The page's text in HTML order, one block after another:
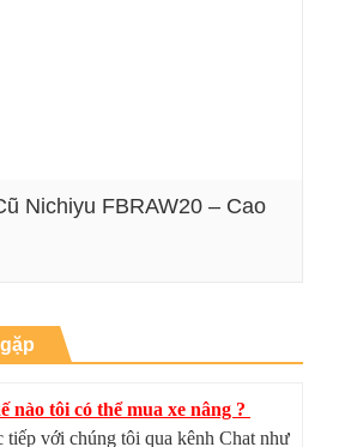
Nichiyu FBRAW20 – Cao
nào tôi có thể mua xe nâng ?
tiếp với chúng tôi qua kênh Chat như